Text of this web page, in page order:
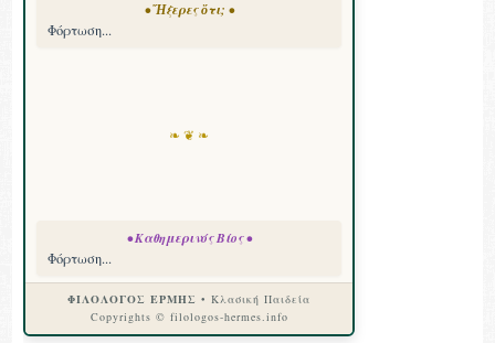
• Ἤξερες ὅτι; •
Φόρτωση...
❧ ❦ ❧
• Καθημερινός Βίος •
Φόρτωση...
ΦΙΛΟΛΟΓΟΣ ΕΡΜΗΣ • Κλασική Παιδεία
Copyrights © filologos-hermes.info